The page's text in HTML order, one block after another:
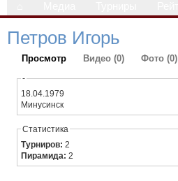
Петров Игорь
Просмотр Видео (0) Фото (0)
-
18.04.1979
Минусинск
Статистика
Турниров:2
Пирамида:2